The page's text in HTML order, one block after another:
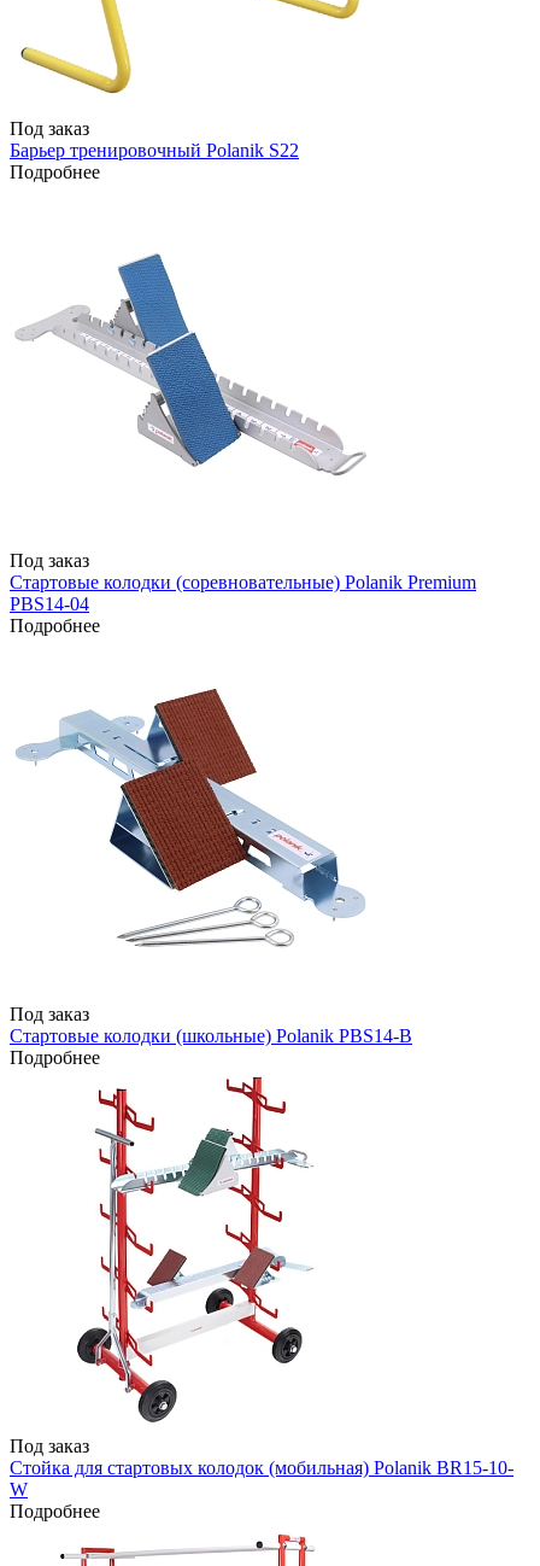
Под заказ
Барьер тренировочный Polanik S22
Подробнее
Под заказ
Стартовые колодки (соревновательные) Polanik Premium
PBS14-04
Подробнее
Под заказ
Стартовые колодки (школьные) Polanik PBS14-B
Подробнее
Под заказ
Стойка для стартовых колодок (мобильная) Polanik BR15-10-
W
Подробнее